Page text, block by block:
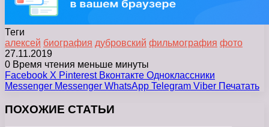
Теги
алексей биография дубровский фильмография фото
27.11.2019
0 Время чтения меньше минуты
Facebook X Pinterest Вконтакте Одноклассники
Messenger Messenger WhatsApp Telegram Viber Печатать
ПОХОЖИЕ СТАТЬИ